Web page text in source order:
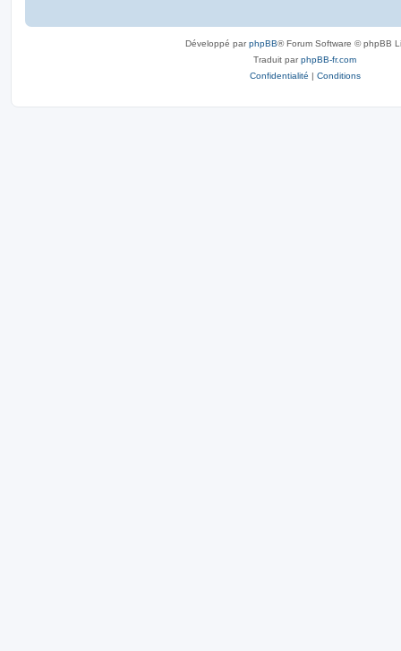
Développé parphpBB® Forum Software © phpBB
Traduit parphpBB-fr.com
Confidentialité | Conditions